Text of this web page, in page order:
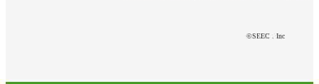
©SEEC . Inc